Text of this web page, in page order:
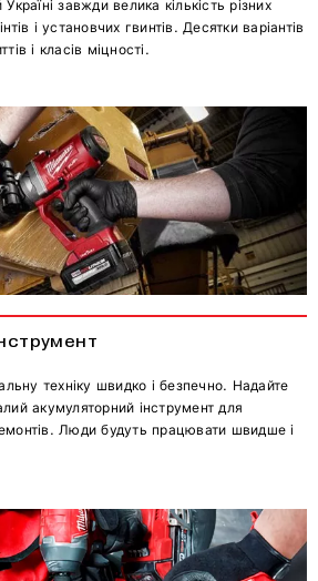
завжди велика кількість різних
і установчих гвинтів. Десятки варіантів
і класів міцності.
техніку швидко і безпечно. Надайте
акумуляторний інструмент для
Люди будуть працювати швидше і